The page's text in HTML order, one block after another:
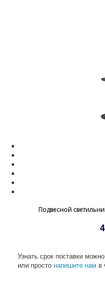
Подвесной
Узнать срок поставки
или просто напишите нам в